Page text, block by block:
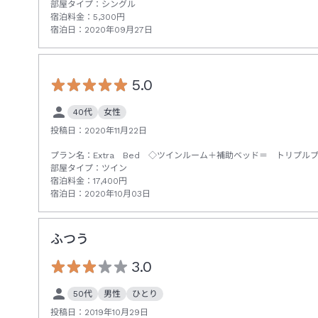
部屋タイプ： シングル
宿泊料金： 5,300円
宿泊日： 2020年09月27日
5.0
40代
女性
投稿日： 2020年11月22日
プラン名： Extra Bed ◇ツインルーム＋補助ベッド＝ トリプル
部屋タイプ： ツイン
宿泊料金： 17,400円
宿泊日： 2020年10月03日
ふつう
3.0
50代 男性
ひとり
投稿日： 2019年10月29日